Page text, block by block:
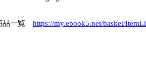
品一覧 https://my.ebook5.net/basket/